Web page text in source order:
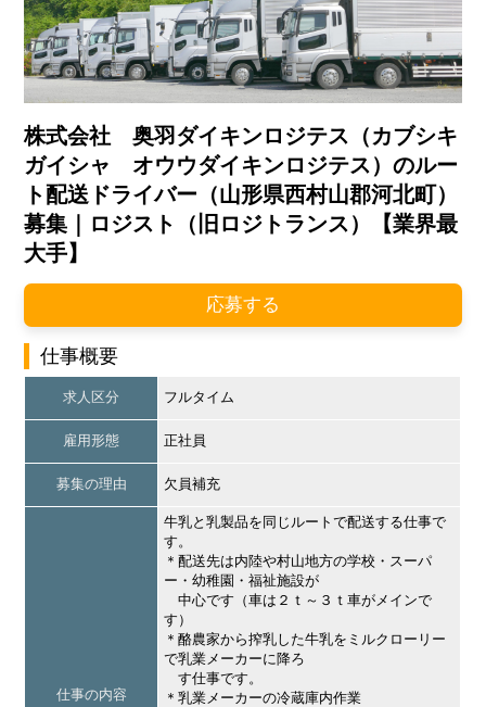
株式会社 奥羽ダイキンロジテス（カブシキ
ガイシャ オウウダイキンロジテス）のルー
ト配送ドライバー（山形県西村山郡河北町）
募集｜ロジスト（旧ロジトランス）【業界最
大手】
応募する
仕事概要
求人区分 フルタイム
雇用形態 正社員
募集の理由 欠員補充
仕事の内容
牛乳と乳製品を同じルートで配送する仕事で
す。
＊配送先は内陸や村山地方の学校・スーパ
ー・幼稚園・福祉施設が
中心です（車は２ｔ～３ｔ車がメインで
す）
＊酪農家から搾乳した牛乳をミルクローリー
で乳業メーカーに降ろ
す仕事です。
＊乳業メーカーの冷蔵庫内作業